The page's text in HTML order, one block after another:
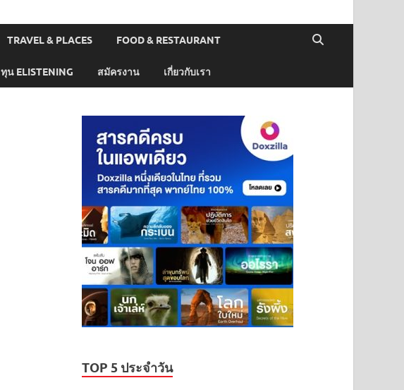
TRAVEL & PLACES FOOD & RESTAURANT
ทุน ELISTENING สมัครงาน เกี่ยวกับเรา
TOP 5 ประจำวัน